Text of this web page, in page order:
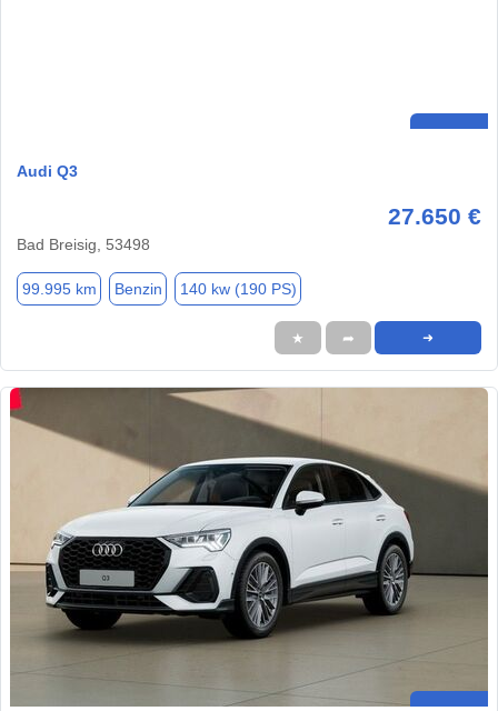
Audi Q3
27.650 €
Bad Breisig, 53498
99.995 km Benzin 140 kw (190 PS)
★ ➦ ➜